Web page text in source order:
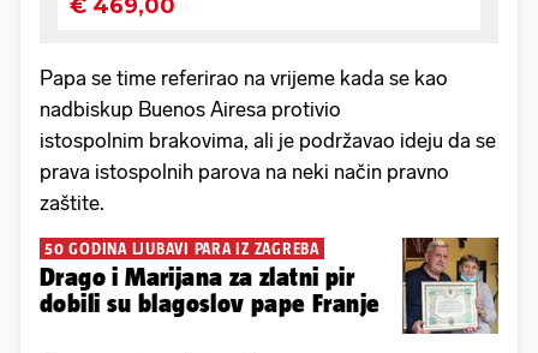
Papa se time referirao na vrijeme kada se kao
nadbiskup Buenos Airesa protivio
istospolnim brakovima, ali je podržavao ideju da se
prava istospolnih parova na neki način pravno
zaštite.
50 GODINA LJUBAVI PARA IZ ZAGREBA
Drago i Marijana za zlatni pir
dobili su blagoslov pape Franje